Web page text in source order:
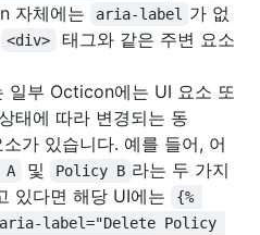
자체에는
aria-label
가 없
<div>
태그와 같은 주변 요소
일부 Octicon에는 UI 요소 또
태에 따라 변경되는 동
소가 있습니다. 예를 들어, 어
및 Policy B 라는 두 가지
있다면 해당 UI에는
{%
label="Delete Policy